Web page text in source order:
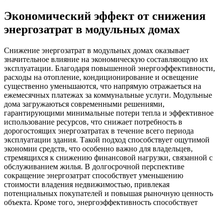
Экономический эффект от снижения
энергозатрат в модульных домах
Снижение энергозатрат в модульных домах оказывает
значительное влияние на экономическую составляющую их
эксплуатации. Благодаря повышенной энергоэффективности,
расходы на отопление, кондиционирование и освещение
существенно уменьшаются, что напрямую отражаеться на
ежемесячных платежах за коммунальные услуги. Модульные
дома загружаються современными решениями,
гарантирующими минимальные потери тепла и эффективное
использование ресурсов, что снижает потребность в
дорогостоящих энергозатратах в течение всего периода
эксплуатации здания. Такой подход способствует ощутимой
экономии средств, что особенно важно для владельцев,
стремящихся к снижению финансовой нагрузки, связанной с
обслуживанием жилья. В долгосрочной перспективе
сокращение энергозатрат способствует уменьшению
стоимости владения недвижимостью, привлекая
потенциальных покупателей и повышая рыночную ценность
объекта. Кроме того, энергоэффективность способствует